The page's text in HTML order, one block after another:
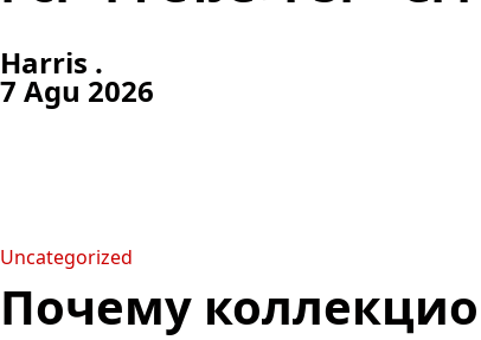
Harris .
7 Agu 2026
Uncategorized
Почему